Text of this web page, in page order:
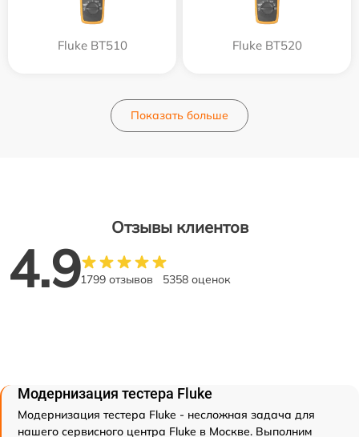
Fluke BT510 Fluke BT520
Показать больше
Отзывы клиентов
4.91799 отзывов 5358 оценок
Модернизация тестера Fluke
Модернизация тестера Fluke - несложная задача для
нашего сервисного центра Fluke в Москве. Выполним